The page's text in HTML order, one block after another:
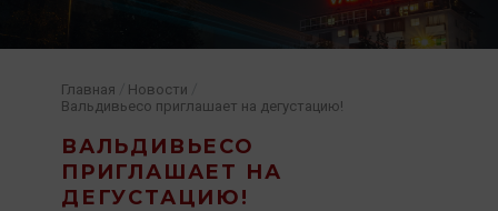
ВАЛЬДИВЬЕСО
ПРИГЛАШАЕТ НА
ДЕГУСТАЦИЮ!
Главная Новости
Вальдивьесо приглашает на дегустацию!